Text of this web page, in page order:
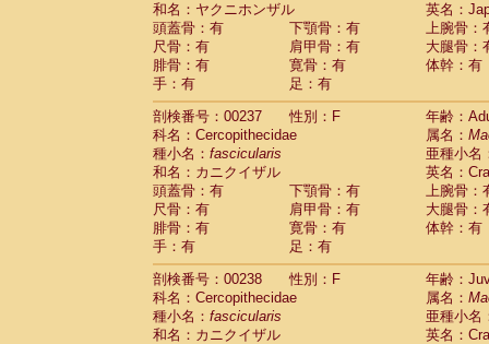
和名：ヤクニホンザル
英名：
頭蓋骨：有
下顎骨：有
上腕骨：
尺骨：有
肩甲骨：有
大腿骨：
腓骨：有
寛骨：有
体幹：有
手：有
足：有
剖検番号：00237
性別：F
年齢：
科名：Cercopithecidae
属名：
種小名： fascicularis
亜種小名
和名：カニクイザル
英名：
頭蓋骨：有
下顎骨：有
上腕骨：
尺骨：有
肩甲骨：有
大腿骨：
腓骨：有
寛骨：有
体幹：有
手：有
足：有
剖検番号：00238
性別：F
年齢：
科名：Cercopithecidae
属名：
種小名： fascicularis
亜種小名
和名：カニクイザル
英名：